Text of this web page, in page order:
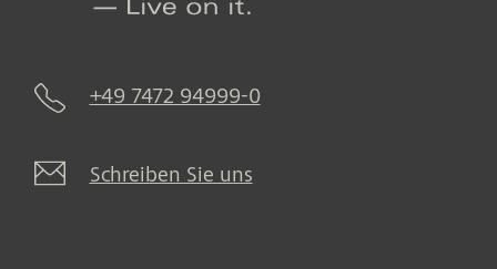
+49 7472 94999-0
Schreiben Sie uns